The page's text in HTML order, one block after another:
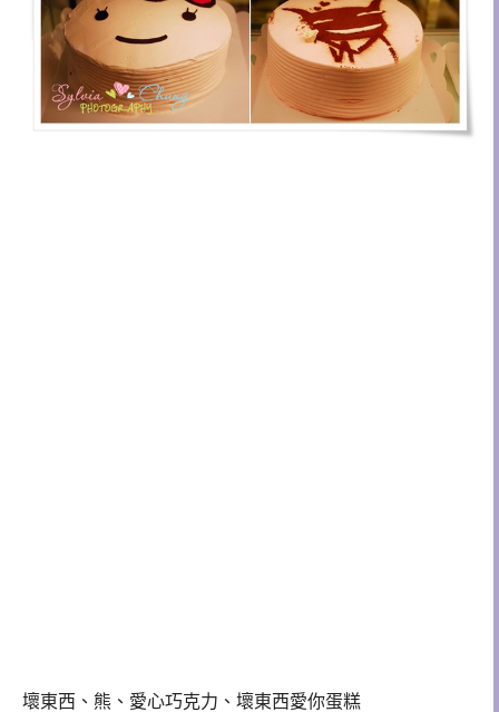
壞東西、熊、愛心巧克力、壞東西愛你蛋糕